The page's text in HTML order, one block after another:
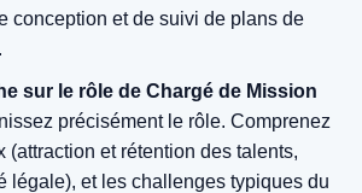
conception et de suivi de plans de
sur le rôle de Chargé de Mission
précisément le rôle. Comprenez
(attraction et rétention des talents,
légale), et les challenges typiques du